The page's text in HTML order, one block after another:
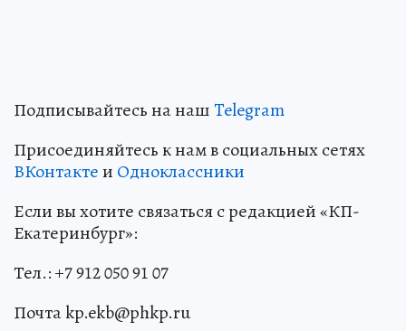
Подписывайтесь на нашTelegram
Присоединяйтесь к нам в социальных сетях
ВКонтактеи Одноклассники
Если вы хотите связаться с редакцией «КП-
Екатеринбург»:
Тел.: +7 912 050 91 07
Почта kp.ekb@phkp.ru